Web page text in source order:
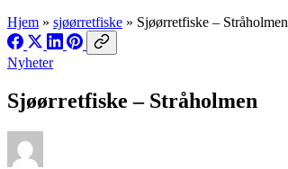
Hjem » sjøørretfiske » Sjøørretfiske – Stråholmen
Nyheter
Sjøørretfiske – Stråholmen